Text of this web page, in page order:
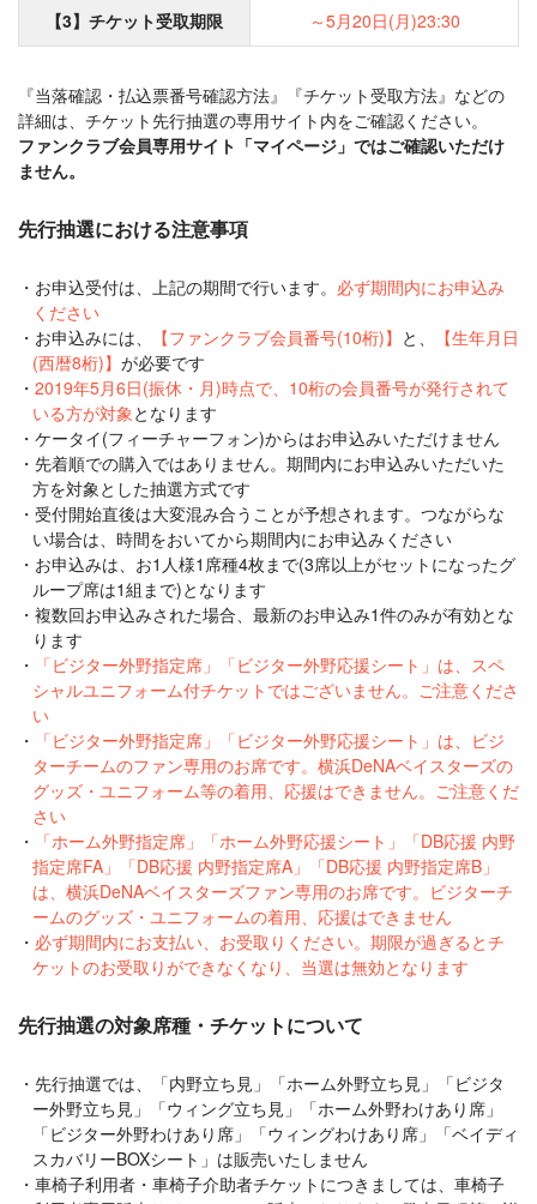
【3】チケット受取期限 ～5月20日(月)23:30
『当落確認・払込票番号確認方法』『チケット受取方法』などの
詳細は、チケット先行抽選の専用サイト内をご確認ください。
ファンクラブ会員専用サイト「マイページ」ではご確認いただけ
ません。
先行抽選における注意事項
お申込受付は、上記の期間で行います。 必ず期間内にお申込み
ください
お申込みには、
【ファンクラブ会員番号(10桁)】 と、
【生年月日
(西暦8桁)】 が必要です
2019年5月6日(振休・月)時点で、10桁の会員番号が発行されて
いる方が対象となります
ケータイ(フィーチャーフォン)からはお申込みいただけません
先着順での購入ではありません。期間内にお申込みいただいた
方を対象とした抽選方式です
受付開始直後は大変混み合うことが予想されます。つながらな
い場合は、時間をおいてから期間内にお申込みください
お申込みは、お1人様1席種4枚まで(3席以上がセットになったグ
ループ席は1組まで)となります
複数回お申込みされた場合、最新のお申込み1件のみが有効とな
ります
「ビジター外野指定席」「ビジター外野応援シート」は、スペ
シャルユニフォーム付チケットではございません。ご注意くださ
い
「ビジター外野指定席」「ビジター外野応援シート」は、ビジ
ターチームのファン専用のお席です。横浜DeNAベイスターズの
グッズ・ユニフォーム等の着用、応援はできません。ご注意くだ
さい
「ホーム外野指定席」「ホーム外野応援シート」「DB応援 内野
指定席FA」「DB応援 内野指定席A」「DB応援 内野指定席B」
は、横浜DeNAベイスターズファン専用のお席です。ビジターチ
ームのグッズ・ユニフォームの着用、応援はできません
必ず期間内にお支払い、お受取りください。期限が過ぎるとチ
ケットのお受取りができなくなり、当選は無効となります
先行抽選の対象席種・チケットについて
先行抽選では、「内野立ち見」「ホーム外野立ち見」「ビジタ
ー外野立ち見」「ウィング立ち見」「ホーム外野わけあり席」
「ビジター外野わけあり席」「ウィングわけあり席」「ベイディ
スカバリーBOXシート」は販売いたしません
車椅子利用者・車椅子介助者チケットにつきましては、車椅子